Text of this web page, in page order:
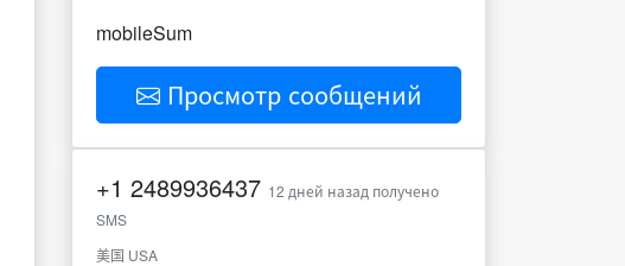
mobileSum
Просмотр сообщений
+1 2489936437 12 дней назад получено
SMS
美国 USA